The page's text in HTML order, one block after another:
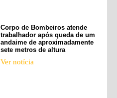
Corpo de Bombeiros atende
trabalhador após queda de um
andaime de aproximadamente
sete metros de altura
Ver notícia